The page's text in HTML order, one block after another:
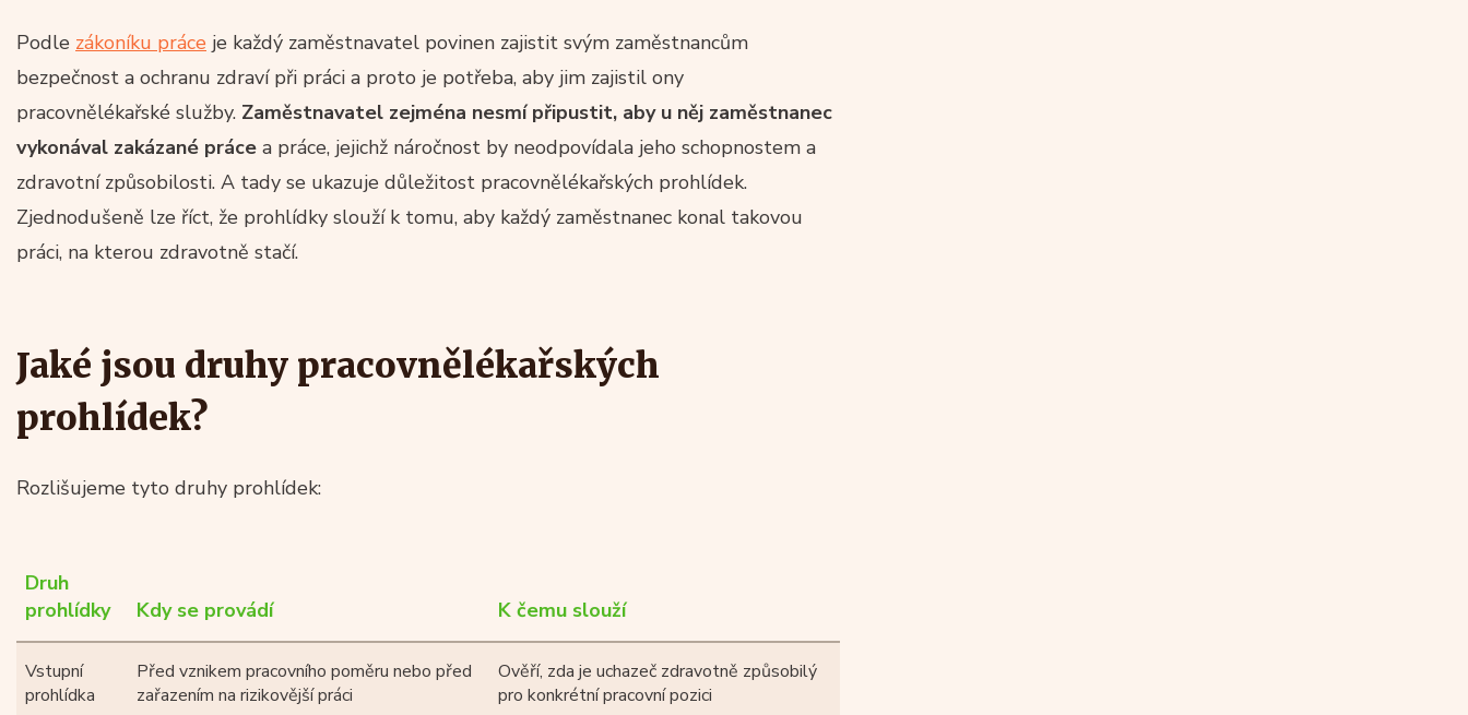
Podle zákoníku práce je každý zaměstnavatel povinen zajistit svým zaměstnancům
bezpečnost a ochranu zdraví při práci a proto je potřeba, aby jim zajistil ony
pracovnělékařské služby. Zaměstnavatel zejména nesmí připustit, aby u něj zaměstnanec
vykonával zakázané práce a práce, jejichž náročnost by neodpovídala jeho schopnostem a
zdravotní způsobilosti. A tady se ukazuje důležitost pracovnělékařských prohlídek.
Zjednodušeně lze říct, že prohlídky slouží k tomu, aby každý zaměstnanec konal takovou
práci, na kterou zdravotně stačí.
Jaké jsou druhy pracovnělékařských
prohlídek?
Rozlišujeme tyto druhy prohlídek:
Druh
prohlídky
Kdy se provádí K čemu slouží
Vstupní
prohlídka
Před vznikem pracovního poměru nebo před
zařazením na rizikovější práci
Ověří, zda je uchazeč zdravotně způsobilý
pro konkrétní pracovní pozici